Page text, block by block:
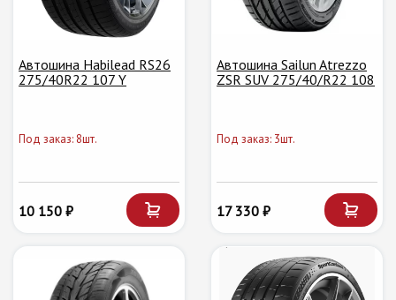
Автошина Habilead RS26
275/40R22 107 Y
Под заказ: 8шт.
10 150 ₽
Автошина Sailun Atrezzo
ZSR SUV 275/40/R22 108
Под заказ: 3шт.
17 330 ₽